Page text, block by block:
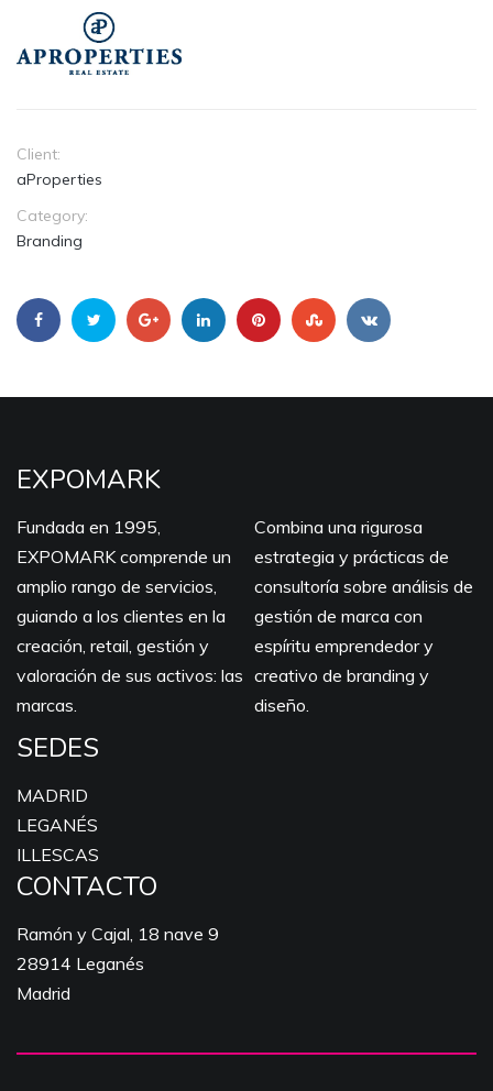
Client:
aProperties
Category:
Branding
EXPOMARK
Fundada en 1995,
EXPOMARK comprende un
amplio rango de servicios,
guiando a los clientes en la
creación, retail, gestión y
valoración de sus activos: las
marcas.
Combina una rigurosa
estrategia y prácticas de
consultoría sobre análisis de
gestión de marca con
espíritu emprendedor y
creativo de branding y
diseño.
SEDES
MADRID
LEGANÉS
ILLESCAS
CONTACTO
Ramón y Cajal, 18 nave 9
28914 Leganés
Madrid